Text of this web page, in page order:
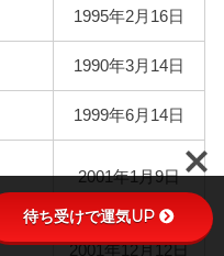
1995年2月16日
1990年3月14日
1999年6月14日
2001年1月9日
2001年12月12日
待ち受けで運気UP